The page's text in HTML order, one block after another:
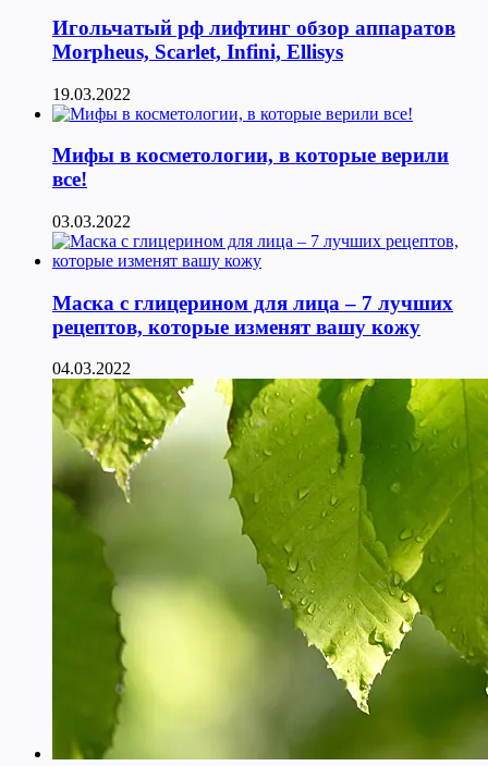
Игольчатый рф лифтинг обзор аппаратов
Morpheus, Scarlet, Infini, Ellisys
19.03.2022
Мифы в косметологии, в которые верили
все!
03.03.2022
Маска с глицерином для лица – 7 лучших
рецептов, которые изменят вашу кожу
04.03.2022